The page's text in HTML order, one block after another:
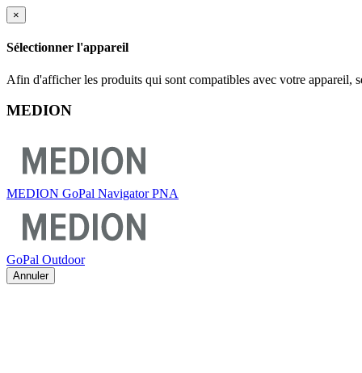
×
Sélectionner l'appareil
Afin d'afficher les produits qui sont compatibles avec votre appareil,
MEDION
MEDION GoPal Navigator PNA
GoPal Outdoor
Annuler